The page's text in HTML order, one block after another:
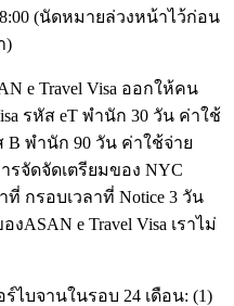
(นัดหมายล่วงหน้าไว้ก่อน
)
e Travel Visa ออกให้คน
รหัส eT พำนัก 30 วัน ค่าใช้
B พำนัก 90 วัน ค่าใช้จ่าย
รจัดจัดเตรียมของ NYC
กรอบเวลาที่ Notice 3 วัน
ASAN e Travel Visa เราไม่
ไบจานในรอบ 24 เดือน: (1)